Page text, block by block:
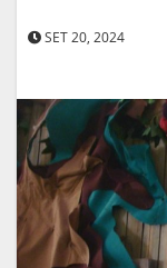
SET 20, 2024